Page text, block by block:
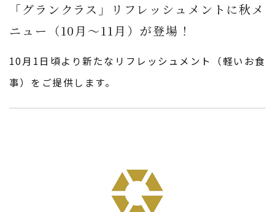
「グランクラス」リフレッシュメントに秋メ
ニュー（10月〜11月）が登場！
10月1日頃より新たなリフレッシュメント（軽いお食
事）をご提供します。